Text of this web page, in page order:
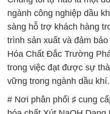
trong việc đạt được sự
vững trong ngành dầu khí.
# Nơi phân phối ♯ cung
hóa chất Xút NaOH
# Nhà bán hàng √ kinh
Nghiệp hóa chất Xút
Vảy
# Địa chỉ phân phối ♯